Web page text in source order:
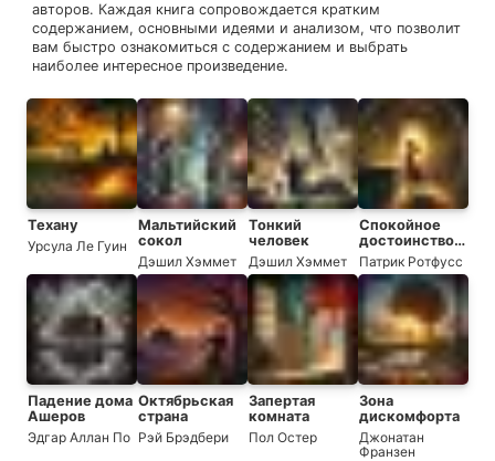
авторов. Каждая книга сопровождается кратким
содержанием, основными идеями и анализом, что позволит
вам быстро ознакомиться с содержанием и выбрать
наиболее интересное произведение.
Техану
Урсула Ле Гуин
Мальтийский
сокол
Дэшил Хэммет
Тонкий
человек
Дэшил Хэммет
Спокойное
достоинство
безмолвия
Патрик Ротфусс
Падение дома
Ашеров
Эдгар Аллан По
Октябрьская
страна
Рэй Брэдбери
Запертая
комната
Пол Остер
Зона
дискомфорта
Джонатан
Франзен